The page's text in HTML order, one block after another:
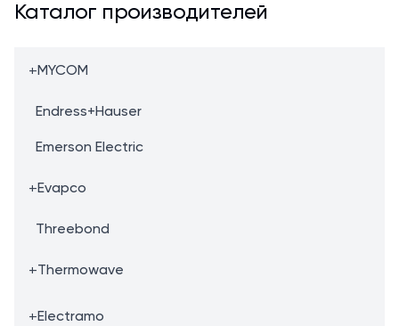
Каталог производителей
+MYCOM
Endress+Hauser
Emerson Electric
+Evapco
Threebond
+Thermowave
+Electramo